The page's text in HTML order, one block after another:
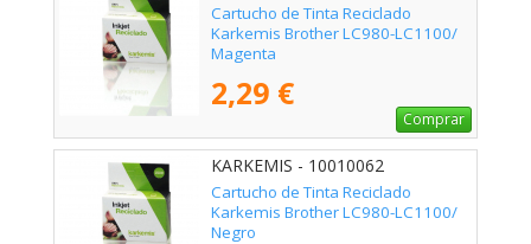
Cartucho de Tinta Reciclado
Karkemis Brother LC980-LC1100/
Magenta
2,29 €
Comprar
KARKEMIS - 10010062
Cartucho de Tinta Reciclado
Karkemis Brother LC980-LC1100/
Negro